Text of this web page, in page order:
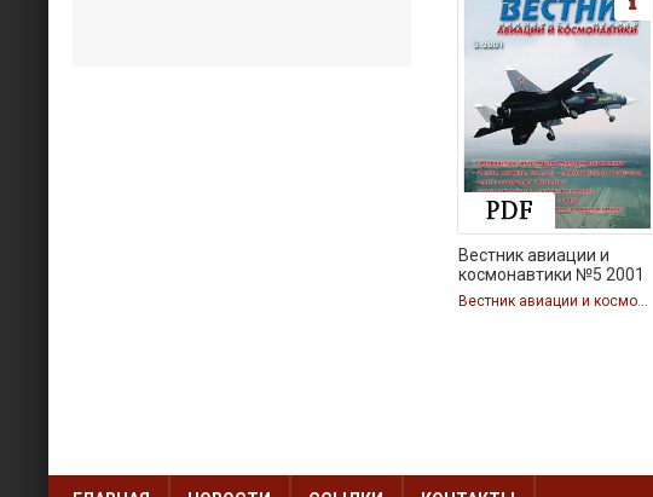
Вестник авиации и
космонавтики №5 2001
Вестник авиации и космонавтики